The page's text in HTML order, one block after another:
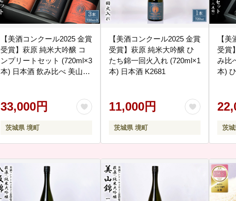
【美酒コンクール2025 金賞
受賞】萩原 純米大吟醸 コ
ンプリートセット (720ml×3
本) 日本酒 飲み比べ 美山錦
33,000円
茨城県 境町
【美酒コンクール2025 金賞
受賞】萩原 純米大吟醸 ひ
たち錦一回火入れ (720ml×1
本) 日本酒 K2681
11,000円
茨城県 境町
【
受賞
み比
本)
茨